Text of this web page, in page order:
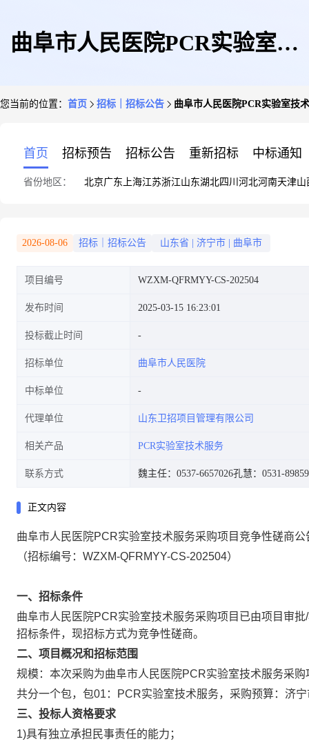
曲阜市人民医院PCR实验室技
您当前的位置： 首页 招标｜招标公告 曲阜市人民医院PCR实验室技
首页 招标预告 招标公告 重新招标 中标通知
省份地区： 北京广东 上海江苏浙江山东湖北四川 河北河南天津山
2026-08-06 招标｜招标公告 山东省 济宁市 曲阜市
项目编号 WZXM-QFRMYY-CS-202504
发布时间 2025-03-15 16:23:01
投标截止时间
招标单位 曲阜市人民医院
中标单位
代理单位 山东卫招项目管理有限公司
相关产品 PCR实验室技术服务
联系方式 魏主任：0537-6657026孔慧：0531-
正文内容
曲阜市人民医院PCR实验室技术服务采购项目竞争性磋商公
（招标编号： WZXM-QFRMYY-CS-202504）
一、招标条件
曲阜市人民医院PCR实验室技术服务采购项目已由项目审
招标条件，现招标方式为竞争性磋商。
二、项目概况和招标范围
规模：本次采购为曲阜市人民医院PCR实验室技术服务采购
共分一个包，包01：PCR实验室技术服务，采购预算：济
三、投标人资格要求
1)具有独立承担民事责任的能力；